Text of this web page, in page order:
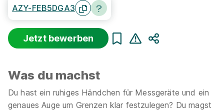
AZY-FEB5DGA3
Jetzt bewerben
Was du machst
Du hast ein ruhiges Händchen für Messgeräte und ein
genaues Auge um Grenzen klar festzulegen? Du magst